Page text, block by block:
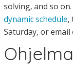
solving, and so
dynamic schedule,
Saturday, or